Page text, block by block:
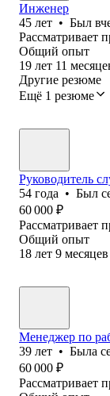
Инженер
45 лет • Был
Рассматривает
Общий опыт
19 лет 11
Другие резюме
Ещё 1 резюме
Руководитель
54 года • Был
60 000 ₽
Рассматривает
Общий опыт
18 лет 9 месяцев
Менеджер по
39 лет • Была
60 000 ₽
Рассматривает